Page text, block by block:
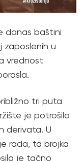
danas baštini
zaposlenih u
vrednost
tri puta
je potrošilo
derivata. U
rada, ta brojka
je tačno